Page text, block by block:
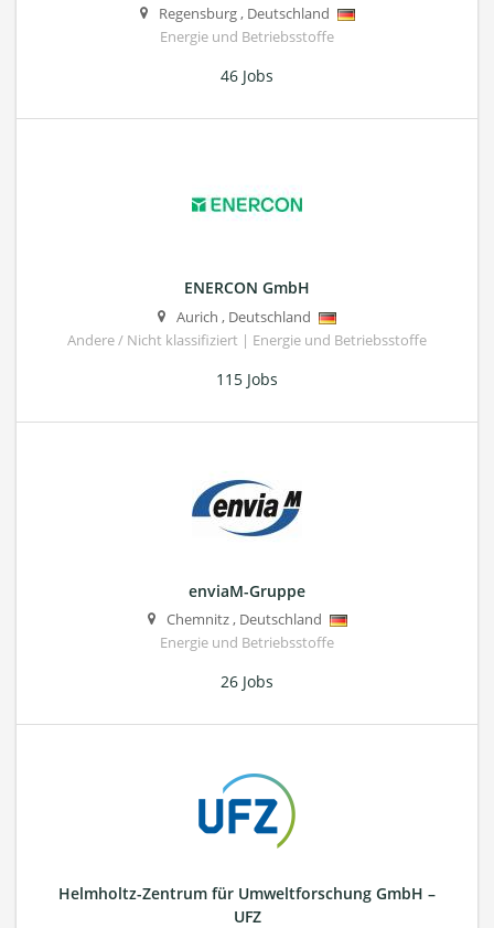
Regensburg, Deutschland
Energie und Betriebsstoffe
46 Jobs
ENERCON GmbH
Aurich , Deutschland
Andere / Nicht klassifiziert | Energie und Betriebsstoffe
115 Jobs
enviaM-Gruppe
Chemnitz, Deutschland
Energie und Betriebsstoffe
26 Jobs
Helmholtz-Zentrum für Umweltforschung GmbH –
UFZ